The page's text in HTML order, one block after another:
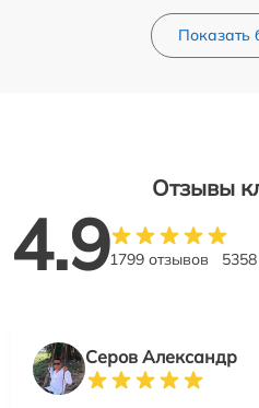
Показать
Отзывы
4.91799 отзывов
Серов Александр